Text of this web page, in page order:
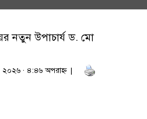
নতুন উপাচার্য ড. মো
· ৪:৪৬ অপরাহ্ণ